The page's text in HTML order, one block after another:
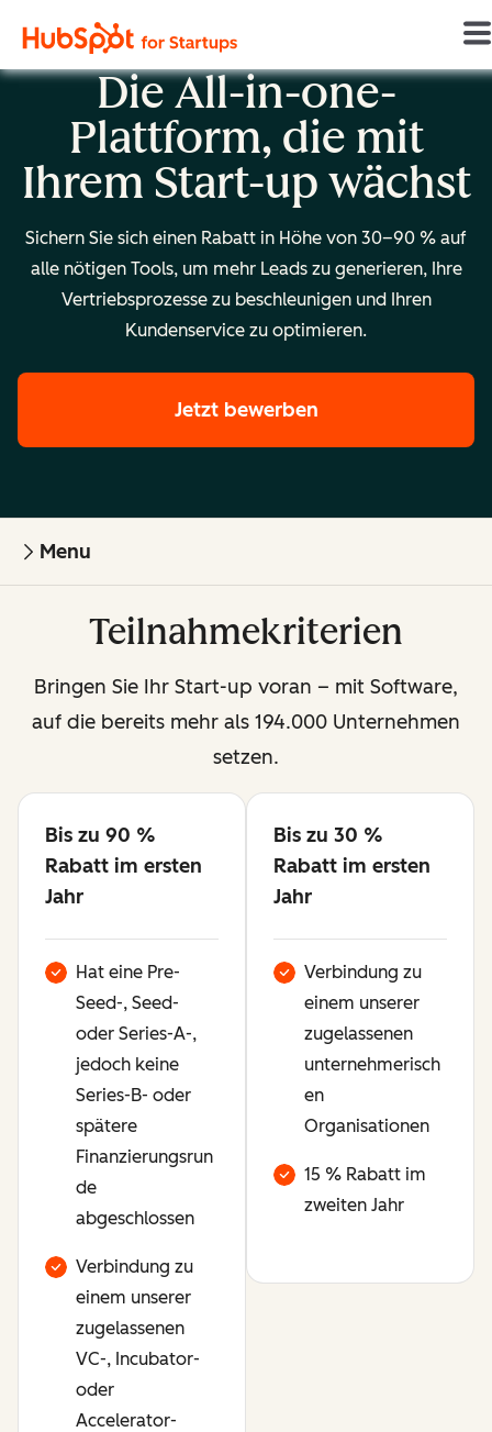
Die All-in-one-
Plattform, die mit
Ihrem Start-up wächst
Sichern Sie sich einen Rabatt in Höhe von 30–90 % auf
alle nötigen Tools, um mehr Leads zu generieren, Ihre
Vertriebsprozesse zu beschleunigen und Ihren
Kundenservice zu optimieren.
Jetzt bewerben
Menu
Teilnahmekriterien
Bringen Sie Ihr Start-up voran – mit Software,
auf die bereits mehr als 194.000 Unternehmen
setzen.
Bis zu 90 %
Rabatt im ersten
Jahr
Verfügbar
Hat eine Pre-
Seed-, Seed-
oder Series-A-,
jedoch keine
Series-B- oder
spätere
Finanzierungsrun
de
abgeschlossen
Verbindung zu
einem unserer
zugelassenen
VC-, Incubator-
oder
Accelerator-
Bis zu 30 %
Rabatt im ersten
Jahr
Verfügbar
Verbindung zu
einem unserer
zugelassenen
unternehmerisch
en
Organisationen
15 % Rabatt im
zweiten Jahr